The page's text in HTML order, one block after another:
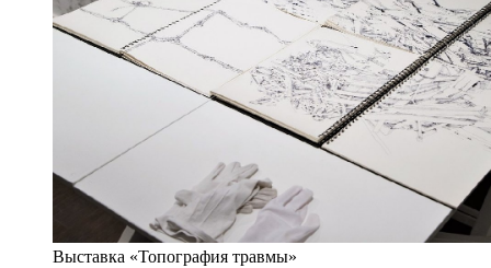
Выставка «Топография травмы»